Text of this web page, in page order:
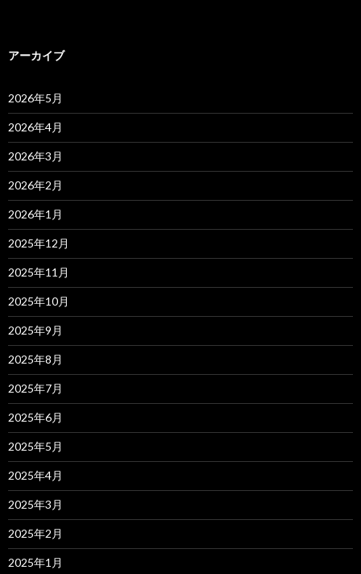
アーカイブ
2026年5月
2026年4月
2026年3月
2026年2月
2026年1月
2025年12月
2025年11月
2025年10月
2025年9月
2025年8月
2025年7月
2025年6月
2025年5月
2025年4月
2025年3月
2025年2月
2025年1月